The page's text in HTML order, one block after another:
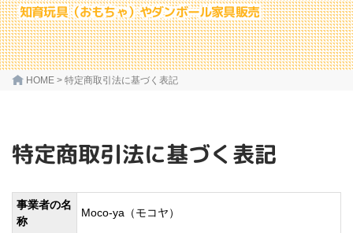
知育玩具（おもちゃ）やダンボール家具販売
HOME > 特定商取引法に基づく表記
特定商取引法に基づく表記
事業者の名
称
Moco-ya（モコヤ）